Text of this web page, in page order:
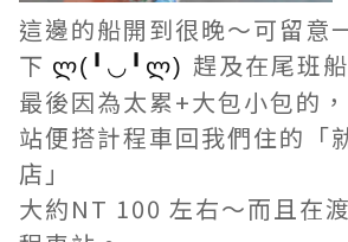
這邊的船開到很晚～可留意
下 ლ(╹◡╹ლ) 趕及在尾班
最後因為太累+大包小包的
站便搭計程車回我們住的「
店」
大約NT 100 左右～而且在